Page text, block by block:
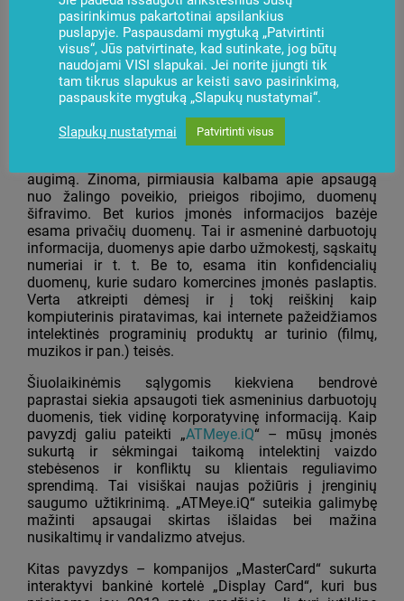
priemonės tik sujungia techninius instrumentus ir
technologijas, padedančias teikti apdorotus ir
maksimaliai praktiškai pritaikomus duomenis bei
visuose etapuose valdyti verslo procesus. Taigi, 2013
metais jų taikymo klausimas taps dar aktualesnis.
Informacijos apsauga – pagrindinis plėtros veiksnys
Didelių duomenų srautų valdymas lemia informacijos
augimą. Žinoma, pirmiausia kalbama apie apsaugą
nuo žalingo poveikio, prieigos ribojimo, duomenų
šifravimo. Bet kurios įmonės informacijos bazėje
esama privačių duomenų. Tai ir asmeninė darbuotojų
informacija, duomenys apie darbo užmokestį, sąskaitų
numeriai ir t. t. Be to, esama itin konfidencialių
duomenų, kurie sudaro komercines įmonės paslaptis.
Verta atkreipti dėmesį ir į tokį reiškinį kaip
kompiuterinis piratavimas, kai internete pažeidžiamos
intelektinės programinių produktų ar turinio (filmų,
muzikos ir pan.) teisės.
Šiuolaikinėmis sąlygomis kiekviena bendrovė
paprastai siekia apsaugoti tiek asmeninius darbuotojų
duomenis, tiek vidinę korporatyvinę informaciją. Kaip
pavyzdį galiu pateikti „ATMeye.iQ“ – mūsų įmonės
sukurtą ir sėkmingai taikomą intelektinį vaizdo
stebėsenos ir konfliktų su klientais reguliavimo
sprendimą. Tai visiškai naujas požiūris į įrenginių
saugumo užtikrinimą. „ATMeye.iQ“ suteikia galimybę
mažinti apsaugai skirtas išlaidas bei mažina
nusikaltimų ir vandalizmo atvejus.
Kitas pavyzdys – kompanijos „MasterCard“ sukurta
interaktyvi bankinė kortelė „Display Card“, kuri bus
pasirinkimus pakartotinai apsilankius
puslapyje. Paspausdami mygtuką „Patvirtinti
visus“, Jūs patvirtinate, kad sutinkate, jog būtų
naudojami VISI slapukai. Jei norite įjungti tik
tam tikrus slapukus ar keisti savo pasirinkimą,
paspauskite mygtuką „Slapukų nustatymai“.
Slapukų nustatymai Patvirtinti visus